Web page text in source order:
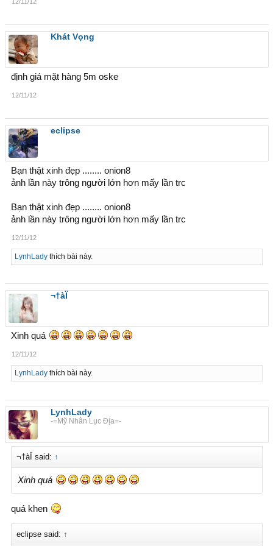
Khát Vọng
định giá mặt hàng 5m oske
12/11/12
eclipse
Bạn thật xinh đẹp ........ onion8
ảnh lần này trông người lớn hơn mấy lần trc
Bạn thật xinh đẹp ........ onion8
ảnh lần này trông người lớn hơn mấy lần trc
12/11/12
LynhLadythích bài này.
¬†àÏ
Xinh quá
12/11/12
LynhLadythích bài này.
LynhLady
-=Mỹ Nhân Lục Địa=-
¬†àÏ said: ↑
Xinh quá
quá khen
eclipse said: ↑